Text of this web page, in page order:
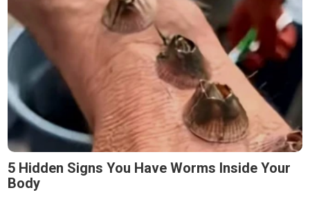
5 Hidden Signs You Have Worms Inside Your
Body